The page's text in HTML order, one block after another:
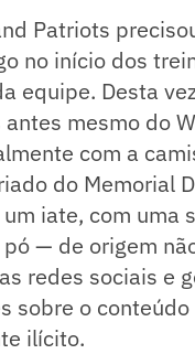
Patriots
no início dos
equipe. Desta
antes mesmo do
com a
do Memorial
iate, com uma
pó — de origem
redes sociais e
sobre o conteúdo
ilícito.